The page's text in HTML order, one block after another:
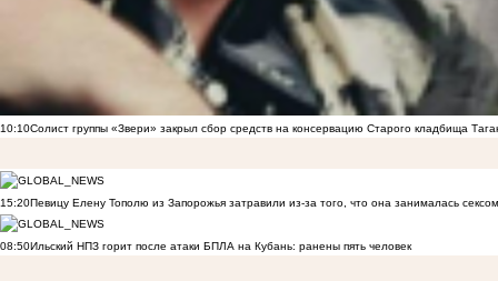
10:10Солист группы «Звери» закрыл сбор средств на консервацию Старого кладбища
15:20Певицу Елену Тополю из Запорожья затравили из-за того, что она занималась
08:50Ильский НПЗ горит после атаки БПЛА на Кубань: ранены пять человек